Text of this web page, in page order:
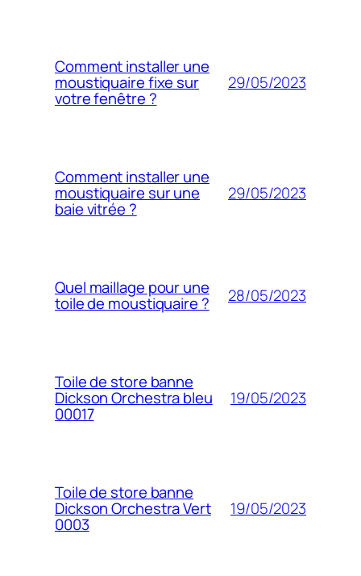
Comment installer une
moustiquaire fixe sur
votre fenêtre ?
29/05/2023
Comment installer une
moustiquaire sur une
baie vitrée ?
29/05/2023
Quel maillage pour une
toile de moustiquaire ? 28/05/2023
Toile de store banne
Dickson Orchestra bleu
00017
19/05/2023
Toile de store banne
Dickson Orchestra Vert
0003
19/05/2023